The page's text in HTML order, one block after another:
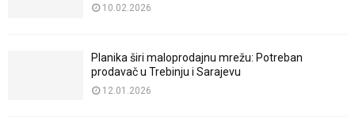
10.02.2026
Planika širi maloprodajnu mrežu: Potreban
prodavač u Trebinju i Sarajevu
12.01.2026